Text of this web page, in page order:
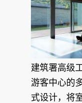
建筑署高级
游客中心的
式设计，将